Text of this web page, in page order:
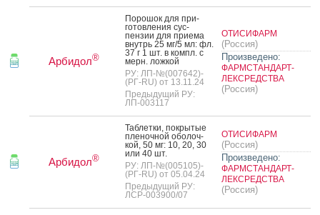
Арбидол®
По­рошок для при­
готов­ле­ния сус­
пензии для при­ема
внутрь 25 мг/5 мл: фл.
37 г 1 шт. в компл. с
мерн. лож­кой
РУ: ЛП-№(007642)-
(РГ-RU) от 13.11.24
Предыдущий РУ:
ЛП-003117
ОТИСИФАРМ
(Россия)
Произведено:
ФАРМСТАНДАРТ-
ЛЕКСРЕДСТВА
(Россия)
Арбидол®
Таб­летки, пок­ры­тые
пле­ноч­ной обо­лоч­
кой, 50 мг: 10, 20, 30
или 40 шт.
РУ: ЛП-№(005105)-
(РГ-RU) от 05.04.24
Предыдущий РУ:
ЛСР-003900/07
ОТИСИФАРМ
(Россия)
Произведено:
ФАРМСТАНДАРТ-
ЛЕКСРЕДСТВА
(Россия)